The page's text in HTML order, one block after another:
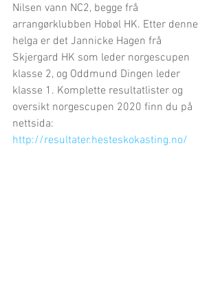
Nilsen vann NC2, begge frå
arrangørklubben Hobøl HK. Etter denne
helga er det Jannicke Hagen frå
Skjergard HK som leder norgescupen
klasse 2, og Oddmund Dingen leder
klasse 1. Komplette resultatlister og
oversikt norgescupen 2020 finn du på
nettsida:
http://resultater.hesteskokasting.no/